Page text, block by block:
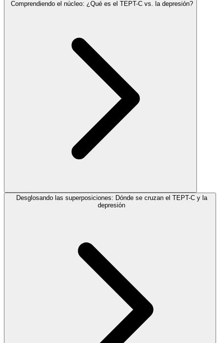
Comprendiendo el núcleo: ¿Qué es el TEPT-C vs. la depresión?
Desglosando las superposiciones: Dónde se cruzan el TEPT-C y la
depresión